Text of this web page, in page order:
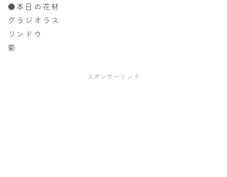
●本日の花材
グラジオラス
リンドウ
菊
スポンサーリンク